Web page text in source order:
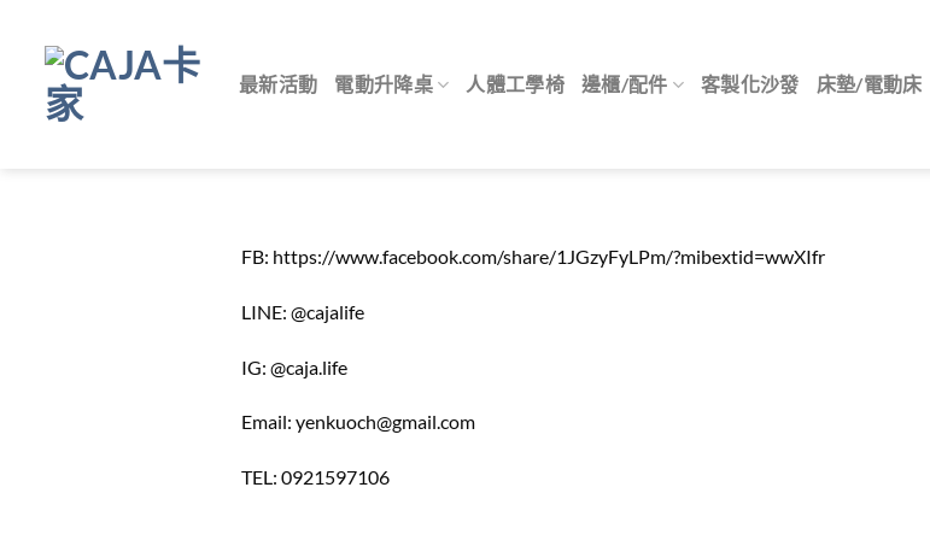
最新活動 電動升降桌 人體工學椅 邊櫃/配件 客製化沙發 床墊/電動床
FB: https://www.facebook.com/share/1JGzyFyLPm/?mibextid=wwXIfr
LINE: @cajalife
IG: @caja.life
Email: yenkuoch@gmail.com
TEL: 0921597106